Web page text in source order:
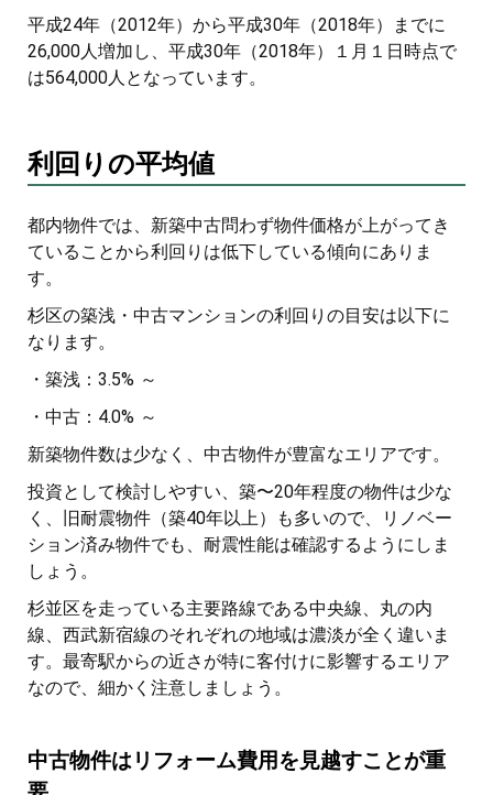
平成24年（2012年）から平成30年（2018年）までに
26,000人増加し、平成30年（2018年）１月１日時点で
は564,000人となっています。
利回りの平均値
都内物件では、新築中古問わず物件価格が上がってき
ていることから利回りは低下している傾向にありま
す。
杉区の築浅・中古マンションの利回りの目安は以下に
なります。
・築浅：3.5% ～
・中古：4.0% ～
新築物件数は少なく、中古物件が豊富なエリアです。
投資として検討しやすい、築〜20年程度の物件は少な
く、旧耐震物件（築40年以上）も多いので、リノベー
ション済み物件でも、耐震性能は確認するようにしま
しょう。
杉並区を走っている主要路線である中央線、丸の内
線、西武新宿線のそれぞれの地域は濃淡が全く違いま
す。最寄駅からの近さが特に客付けに影響するエリア
なので、細かく注意しましょう。
中古物件はリフォーム費用を見越すことが重